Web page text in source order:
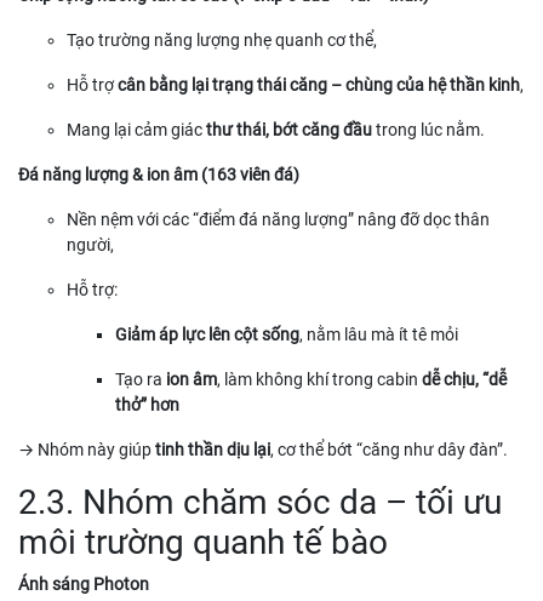
Tạo trường năng lượng nhẹ quanh cơ thể,
Hỗ trợcân bằng lại trạng thái căng – chùng của hệ thần kinh,
Mang lại cảm giácthư thái, bớt căng đầutrong lúc nằm.
Đá năng lượng & ion âm (163 viên đá)
Nền nệm với các “điểm đá năng lượng” nâng đỡ dọc thân
người,
Hỗ trợ:
Giảm áp lực lên cột sống, nằm lâu mà ít tê mỏi
Tạo ra ion âm, làm không khí trong cabin dễ chịu, “dễ
thở” hơn
→ Nhóm này giúptinh thần dịu lại, cơ thể bớt “căng như dây đàn”.
2.3. Nhóm chăm sóc da – tối ưu
môi trường quanh tế bào
Ánh sáng Photon